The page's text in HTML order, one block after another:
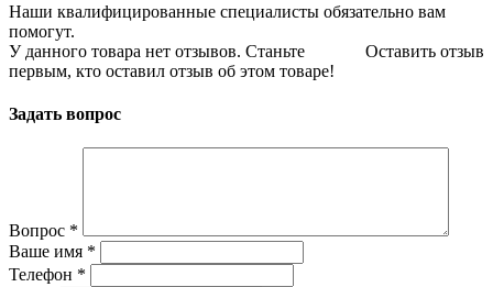
Наши квалифицированные специалисты обязательно вам
помогут.
Оставить отзыв
У данного товара нет отзывов. Станьте
первым, кто оставил отзыв об этом товаре!
Задать вопрос
Вопрос *
Ваше имя *
Телефон *